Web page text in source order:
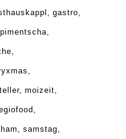
gastro
moizeit
samstag